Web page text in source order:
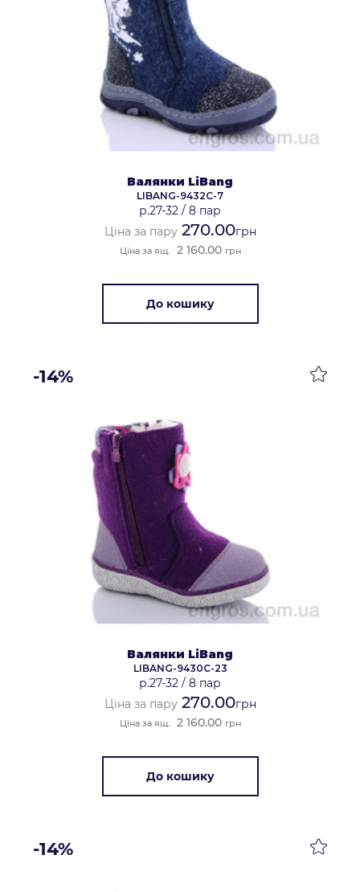
Валянки LiBang
LIBANG-9432C-7
р.27-32 / 8 пар
Ціна за пару270.00грн
Ціна за ящ. 2 160.00 грн
До кошику
-14%
Валянки LiBang
LIBANG-9430C-23
р.27-32 / 8 пар
Ціна за пару270.00грн
Ціна за ящ. 2 160.00 грн
До кошику
-14%